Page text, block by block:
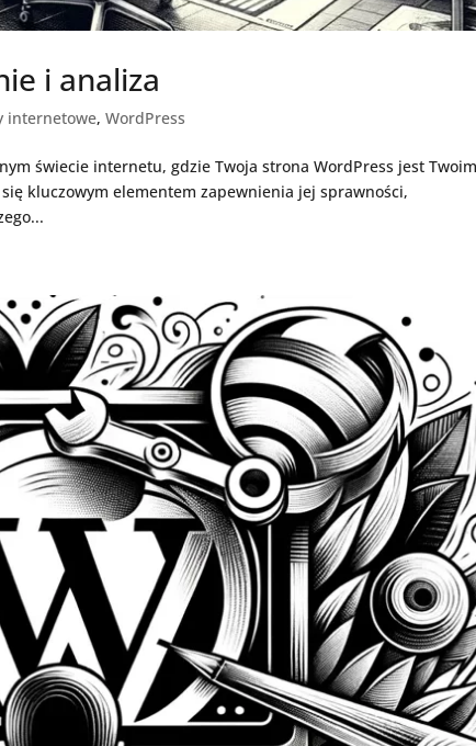
i analiza
internetowe,WordPress
świecie internetu, gdzie Twoja strona WordPress jest
kluczowym elementem zapewnienia jej sprawności,